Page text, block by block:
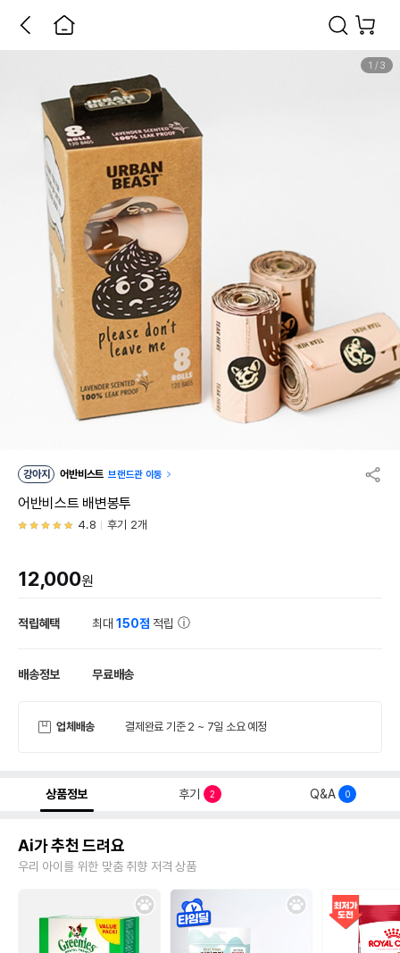
1 / 3
강아지 어반비스트 브랜드관 이동
어반비스트 배변봉투
4.8 후기 2개
12,000원
적립혜택 최대150점 적립
배송정보 무료배송
업체배송 결제완료 기준 2 ~ 7일 소요 예정
상품정보 후기 2 Q&A 0
Ai가 추천 드려요
우리 아이를 위한 맞춤 취향 저격 상품